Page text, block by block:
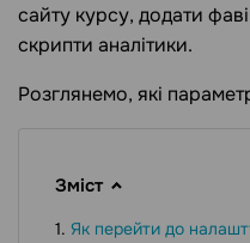
сайту курсу, додати
скрипти аналітики.
Розглянемо, які
Зміст
Як перейти до